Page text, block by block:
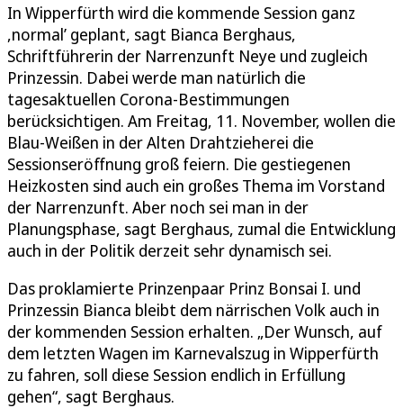
In Wipperfürth wird die kommende Session ganz
,normal’ geplant, sagt Bianca Berghaus,
Schriftführerin der Narrenzunft Neye und zugleich
Prinzessin. Dabei werde man natürlich die
tagesaktuellen Corona-Bestimmungen
berücksichtigen. Am Freitag, 11. November, wollen die
Blau-Weißen in der Alten Drahtzieherei die
Sessionseröffnung groß feiern. Die gestiegenen
Heizkosten sind auch ein großes Thema im Vorstand
der Narrenzunft. Aber noch sei man in der
Planungsphase, sagt Berghaus, zumal die Entwicklung
auch in der Politik derzeit sehr dynamisch sei.
Das proklamierte Prinzenpaar Prinz Bonsai I. und
Prinzessin Bianca bleibt dem närrischen Volk auch in
der kommenden Session erhalten. „Der Wunsch, auf
dem letzten Wagen im Karnevalszug in Wipperfürth
zu fahren, soll diese Session endlich in Erfüllung
gehen“, sagt Berghaus.